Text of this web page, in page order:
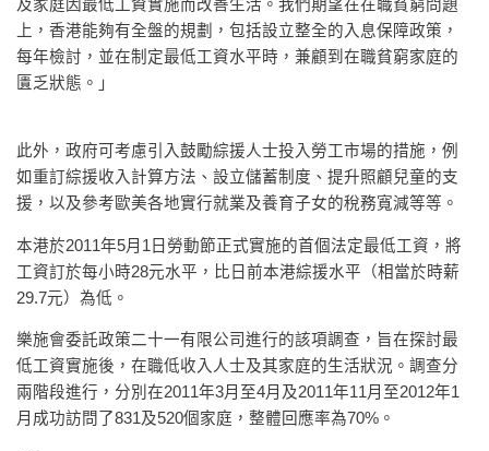
及家庭因最低工資實施而改善生活。我們期望在在職貧窮問題
上，香港能夠有全盤的規劃，包括設立整全的入息保障政策，
每年檢討，並在制定最低工資水平時，兼顧到在職貧窮家庭的
匱乏狀態。」
此外，政府可考慮引入鼓勵綜援人士投入勞工市場的措施，例
如重訂綜援收入計算方法、設立儲蓄制度、提升照顧兒童的支
援，以及參考歐美各地實行就業及養育子女的稅務寬減等等。
本港於2011年5月1日勞動節正式實施的首個法定最低工資，將
工資訂於每小時28元水平，比日前本港綜援水平（相當於時薪
29.7元）為低。
樂施會委託政策二十一有限公司進行的該項調查，旨在探討最
低工資實施後，在職低收入人士及其家庭的生活狀況。調查分
兩階段進行，分別在2011年3月至4月及2011年11月至2012年1
月成功訪問了831及520個家庭，整體回應率為70%。